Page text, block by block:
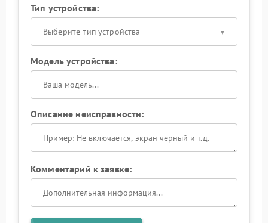
Тип устройства:
Выберите тип устройства
Модель устройства:
Описание неисправности:
Комментарий к заявке: